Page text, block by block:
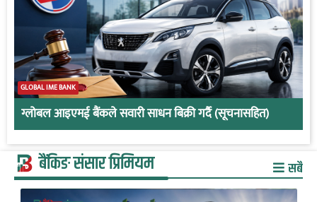
GLOBAL IME BANK
ग्लोबल आइएमई बैंकले सवारी साधन बिक्री गर्दै (सूचनासहित)
बैंकिङ संसार प्रिमियम सबै